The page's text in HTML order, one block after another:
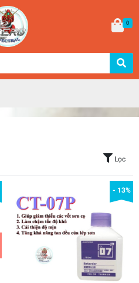
0
Lọc
- 13%